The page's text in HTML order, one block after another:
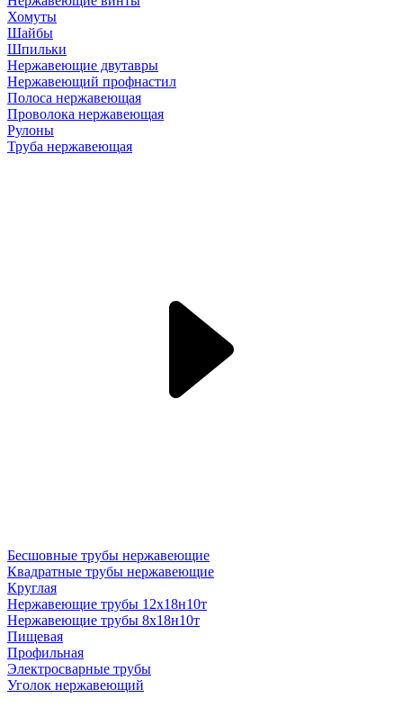
Хомуты
Шайбы
Шпильки
Нержавеющие двутавры
Нержавеющий профнастил
Полоса нержавеющая
Проволока нержавеющая
Рулоны
Труба нержавеющая
Бесшовные трубы нержавеющие
Квадратные трубы нержавеющие
Круглая
Нержавеющие трубы 12х18н10т
Нержавеющие трубы 8х18н10т
Пищевая
Профильная
Электросварные трубы
Уголок нержавеющий